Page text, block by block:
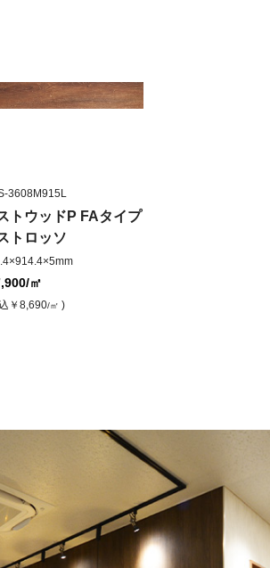
3608M915L
トウッドP FAタイプ
トロッソ
/㎡
￥8,690/㎡ )